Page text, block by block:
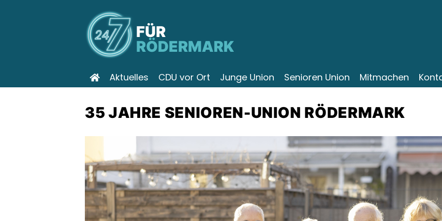
FÜR
RÖDERMARK
Aktuelles CDU vor Ort Junge Union Senioren Union Mitmachen
35 JAHRE SENIOREN-UNION RÖDERMARK